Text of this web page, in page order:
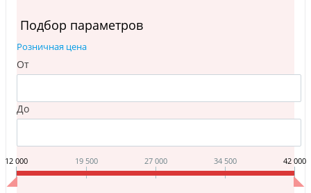
Подбор параметров
Розничная цена
От
До
12 000 19 500 27 000 34 500 42 000